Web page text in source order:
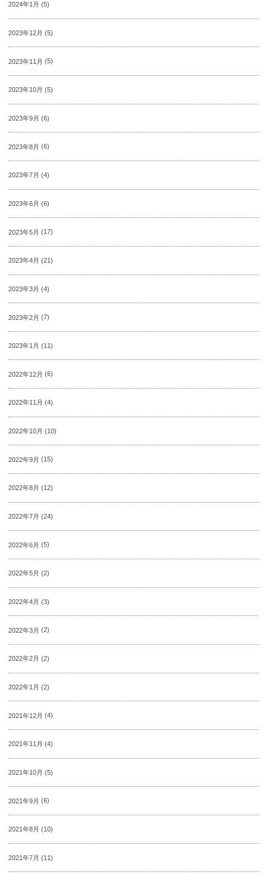
2024年1月 (5)
2023年12月 (5)
2023年11月 (5)
2023年10月 (5)
2023年9月 (6)
2023年8月 (6)
2023年7月 (4)
2023年6月 (6)
2023年5月 (17)
2023年4月 (21)
2023年3月 (4)
2023年2月 (7)
2023年1月 (11)
2022年12月 (6)
2022年11月 (4)
2022年10月 (10)
2022年9月 (15)
2022年8月 (12)
2022年7月 (24)
2022年6月 (5)
2022年5月 (2)
2022年4月 (3)
2022年3月 (2)
2022年2月 (2)
2022年1月 (2)
2021年12月 (4)
2021年11月 (4)
2021年10月 (5)
2021年9月 (6)
2021年8月 (10)
2021年7月 (11)